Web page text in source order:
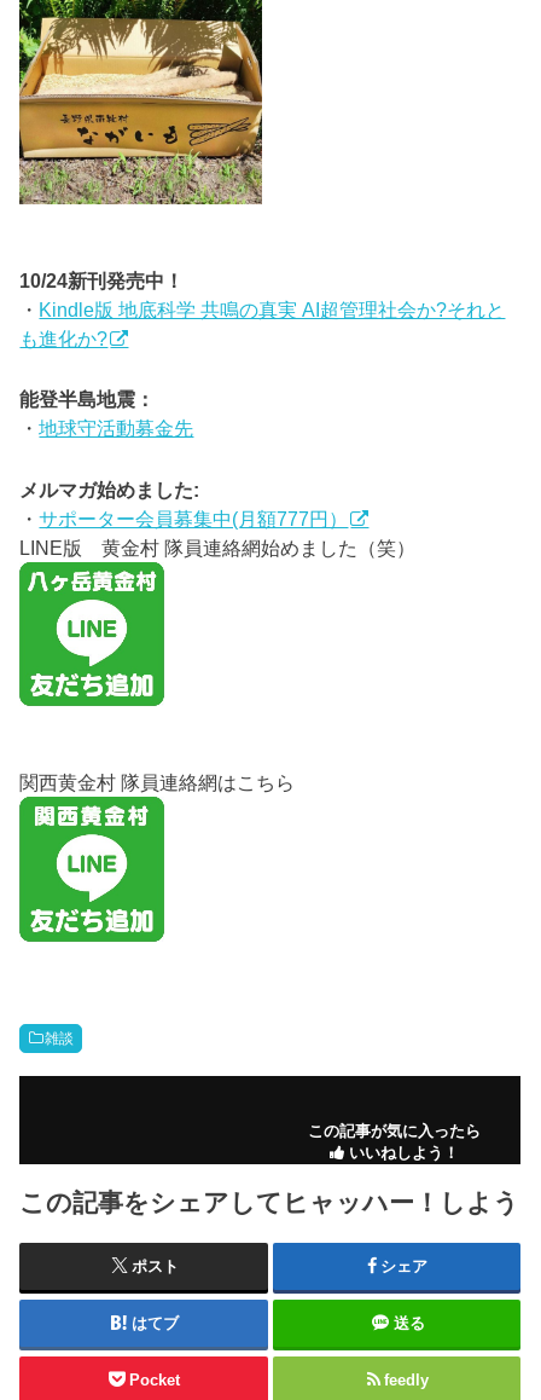
10/24新刊発売中！
・ Kindle版 地底科学 共鳴の真実 AI超管理社会か?それと
も進化か?
能登半島地震：
・地球守活動募金先
メルマガ始めました:
・サポーター会員募集中(月額777円）
LINE版 黄金村 隊員連絡網始めました（笑）
関西黄金村 隊員連絡網はこちら
雑談
この記事が気に入ったら
いいねしよう！
この記事をシェアしてヒャッハー！しよう
ポスト シェア
はてブ 送る
Pocket feedly